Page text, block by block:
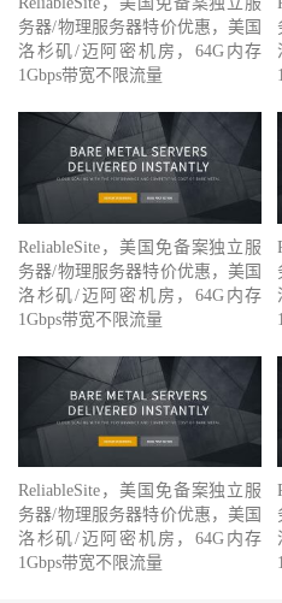
务器/物理服务器特价优惠，美国
洛杉矶/迈阿密机房，64G内存
1Gbps带宽不限流量
ReliableSite，美国免备案独立服
务器/物理服务器特价优惠，美国
洛杉矶/迈阿密机房，64G内存
1Gbps带宽不限流量
ReliableSite，美国免备案独立服
务器/物理服务器特价优惠，美国
洛杉矶/迈阿密机房，64G内存
1Gbps带宽不限流量